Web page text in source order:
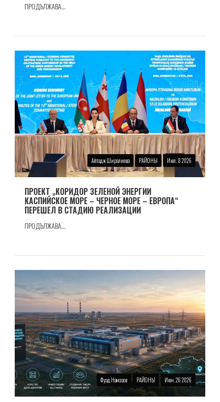
ПРОДЪЛЖАВА...
Айтадж Ширалиева РАЙОНЫ Июл. 8 2026
ПРОЕКТ „КОРИДОР ЗЕЛЕНОЙ ЭНЕРГИИ
КАСПИЙСКОЕ МОРЕ – ЧЕРНОЕ МОРЕ – ЕВРОПА“
ПЕРЕШЕЛ В СТАДИЮ РЕАЛИЗАЦИИ
ПРОДЪЛЖАВА...
Фуад Намазов РАЙОНЫ Июн. 26 2026